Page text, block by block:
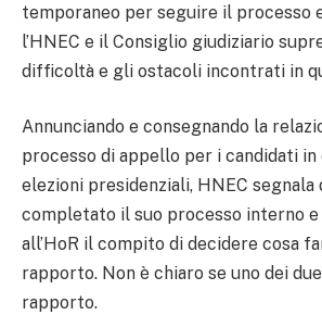
temporaneo per seguire il processo
l’HNEC e il Consiglio giudiziario
difficoltà e gli ostacoli incontrati in
Annunciando e consegnando la
processo di appello per i candidati in
elezioni presidenziali, HNEC segnala
completato il suo processo interno e
all’HoR il compito di decidere cosa
rapporto. Non è chiaro se uno dei
rapporto.